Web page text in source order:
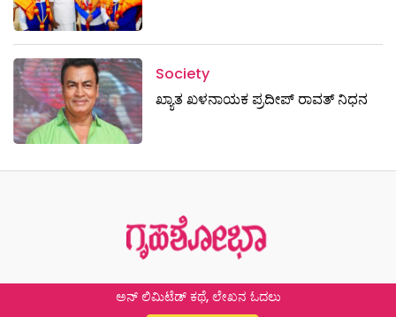
Society
ಖ್ಯಾತ ಖಳನಾಯಕ ಪ್ರದೀಪ್ ರಾವತ್‌ ನಿಧನ
ಅನ್ ಲಿಮಿಟೆಡ್ ಕಥೆ, ಲೇಖನ ಓದಲು